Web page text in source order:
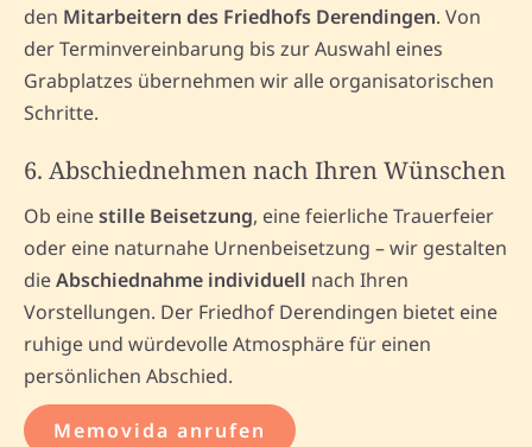
den Mitarbeitern des Friedhofs Derendingen. Von
der Terminvereinbarung bis zur Auswahl eines
Grabplatzes übernehmen wir alle organisatorischen
Schritte.
6. Abschiednehmen nach Ihren Wünschen
Ob einestille Beisetzung, eine feierliche Trauerfeier
oder eine naturnahe Urnenbeisetzung – wir gestalten
dieAbschiednahme individuell nach Ihren
Vorstellungen. Der Friedhof Derendingen bietet eine
ruhige und würdevolle Atmosphäre für einen
persönlichen Abschied.
Memovida anrufen